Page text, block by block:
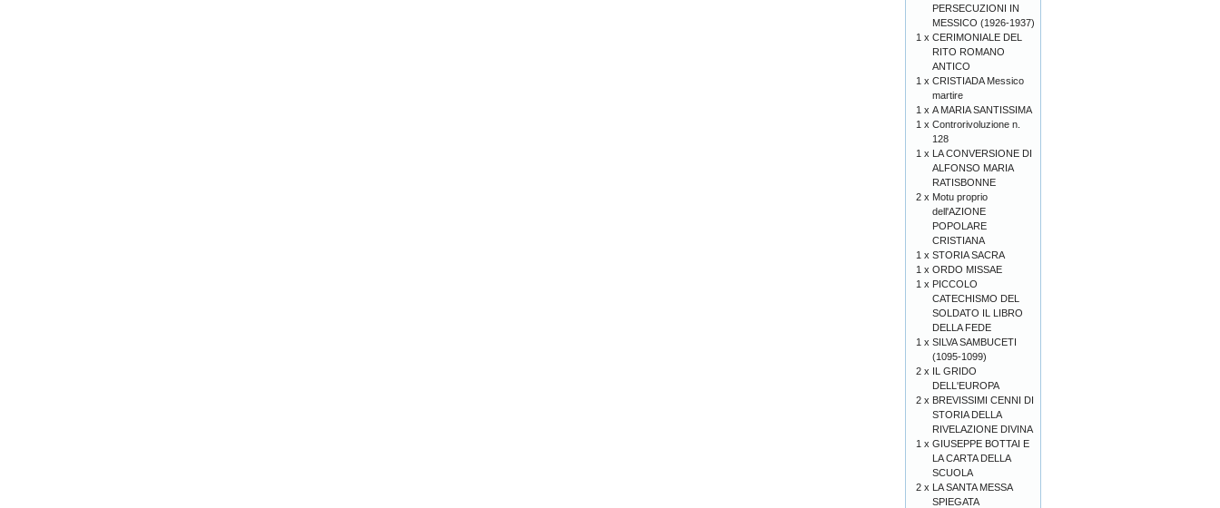
PERSECUZIONI IN
MESSICO (1926-1937)
1 x CERIMONIALE DEL
RITO ROMANO
ANTICO
1 x CRISTIADA Messico
martire
1 x A MARIA SANTISSIMA
1 x Controrivoluzione n.
128
1 x LA CONVERSIONE DI
ALFONSO MARIA
RATISBONNE
2 x Motu proprio
dell'AZIONE
POPOLARE
CRISTIANA
1 x STORIA SACRA
1 x ORDO MISSAE
1 x PICCOLO
CATECHISMO DEL
SOLDATO IL LIBRO
DELLA FEDE
1 x SILVA SAMBUCETI
(1095-1099)
2 x IL GRIDO
DELL'EUROPA
2 x BREVISSIMI CENNI DI
STORIA DELLA
RIVELAZIONE DIVINA
1 x GIUSEPPE BOTTAI E
LA CARTA DELLA
SCUOLA
2 x LA SANTA MESSA
SPIEGATA